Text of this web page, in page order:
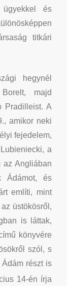
és
titkári
hegynél
majd
Pradilleist. A
amikor neki
fejedelem,
a
az Angliában
Ádámot, és
említi, mint
üstökösről,
is láttak,
könyvére
szól, s
részt is
14-én írja